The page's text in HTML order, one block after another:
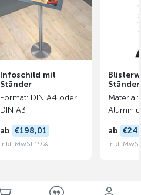
Infoschild mit
Ständer
Format: DIN A4 oder
DIN A3
ab €198,01
inkl. MwSt 19%
Ständer
ab
inkl.